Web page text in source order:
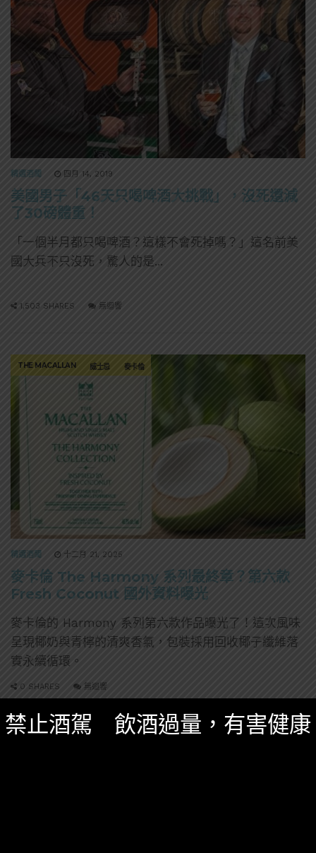
精選酒聞 四月 14, 2019
美國男子「46天只喝啤酒大挑戰」，沒死還減
了30磅體重！
「一個半月都只喝啤酒？這樣不會死掉嗎？」這名前美
國大兵不只沒死，驚人的是...
1,503 SHARES 無迴響
THE MACALLAN 威士忌 麥卡倫
精選酒聞 十二月 21, 2025
麥卡倫 The Harmony 系列最終章？第六款
Fresh Coconut 國外資料曝光
麥卡倫的 Harmony 系列第六款作品曝光了！這次風味
呈現椰奶與青檸的清爽香氣，包裝採用回收椰子纖維落
實永續循環。
0 SHARES 無迴響
禁止酒駕 飲酒過量，有害健康